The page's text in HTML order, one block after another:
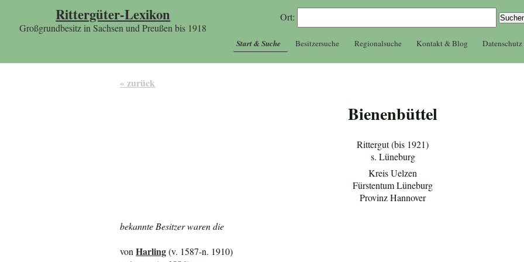
Rittergüter-Lexikon
Großgrundbesitz in Sachsen und Preußen bis 1918
Ort:
Start & Suche Besitzersuche Regionalsuche Kontakt & Blog Datenschutz
« zurück
Bienenbüttel
Rittergut (bis 1921)
s. Lüneburg
Kreis Uelzen
Fürstentum Lüneburg
Provinz Hannover
bekannte Besitzer waren die
vonHarling(v. 1587-n. 1910)